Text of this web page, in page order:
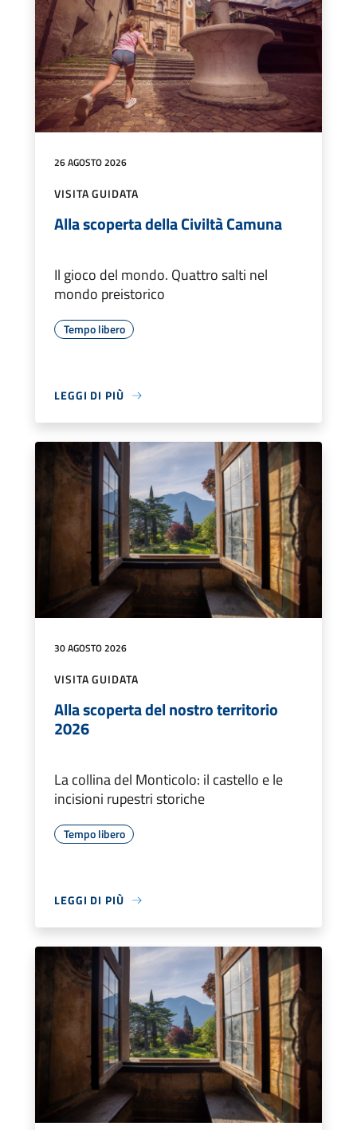
26 AGOSTO 2026
VISITA GUIDATA
Alla scoperta della Civiltà Camuna
Il gioco del mondo. Quattro salti nel
mondo preistorico
Tempo libero
LEGGI DI PIÙ
30 AGOSTO 2026
VISITA GUIDATA
Alla scoperta del nostro territorio
2026
La collina del Monticolo: il castello e le
incisioni rupestri storiche
Tempo libero
LEGGI DI PIÙ